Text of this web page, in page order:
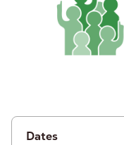
Informations
Dates